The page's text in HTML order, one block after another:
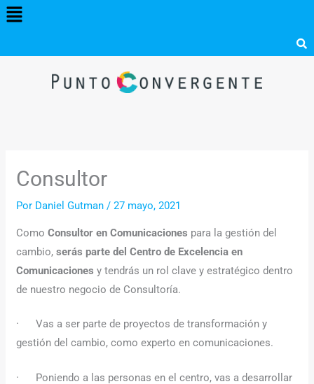
Menú
Consultor
Por Daniel Gutman/27 mayo, 2021
ComoConsultor en Comunicaciones para la gestión del
cambio, serás parte del Centro de Excelencia en
Comunicacionesy tendrás un rol clave y estratégico dentro
de nuestro negocio de Consultoría.
· Vas a ser parte de proyectos de transformación y
gestión del cambio, como experto en comunicaciones.
· Poniendo a las personas en el centro, vas a desarrollar